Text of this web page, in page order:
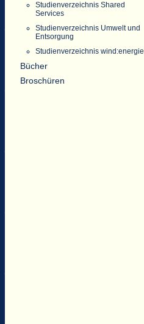
Studienverzeichnis Shared
Services
Studienverzeichnis Umwelt und
Entsorgung
Studienverzeichnis wind:energie
Bücher
Broschüren